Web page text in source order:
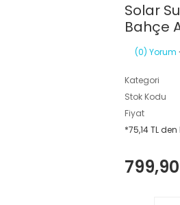
Solar
Bahçe
(0) Yorum
Kategori
Stok Kodu
Fiyat
*75,14 TL